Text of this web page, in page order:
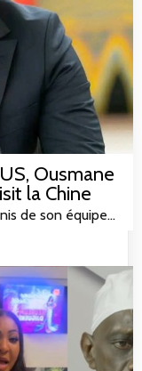
Ousmane
la Chine
de son équipe…